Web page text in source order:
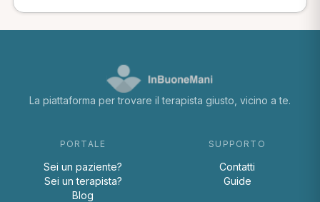
La piattaforma per trovare il terapista giusto, vicino a te.
PORTALE
Sei un paziente?
Sei un terapista?
Blog
SUPPORTO
Contatti
Guide